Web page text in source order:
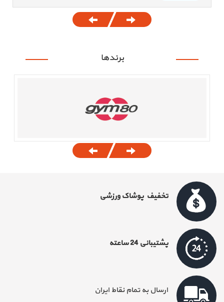
برندها
تخفیف پوشاک ورزشی
پشتیبانی 24 ساعته
ارسال به تمام نقاط ایران